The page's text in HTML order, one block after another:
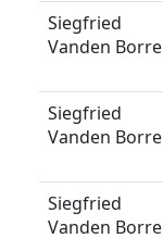
Siegfried
Vanden Borre
Siegfried
Vanden Borre
Siegfried
Vanden Borre